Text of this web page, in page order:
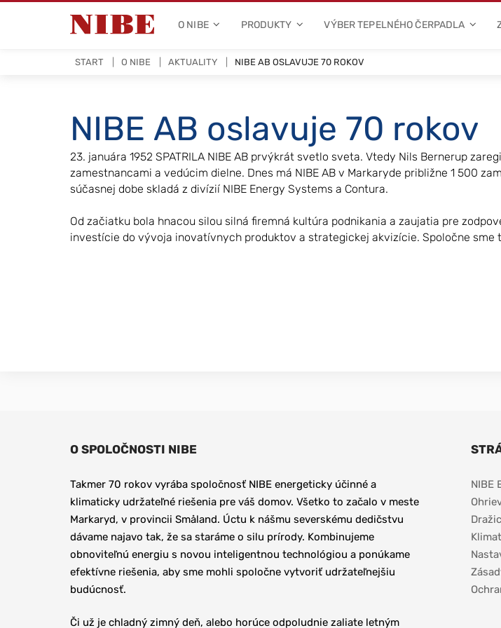
O NIBE PRODUKTY VÝBER TEPELNÉHO ČERPADLA
START O NIBE AKTUALITY NIBE AB OSLAVUJE 70 ROKOV
NIBE AB oslavuje 70 rokov
23. januára 1952 SPATRILA NIBE AB prvýkrát svetlo sveta. Vtedy Nils Bernerup
zamestnancami a vedúcim dielne. Dnes má NIBE AB v Markaryde približne 1 500
súčasnej dobe skladá z divízií NIBE Energy Systems a Contura.
Od začiatku bola hnacou silou silná firemná kultúra podnikania a zaujatia pre
investície do vývoja inovatívnych produktov a strategickej akvizície. Spoločne sme
O SPOLOČNOSTI NIBE
Takmer 70 rokov vyrába spoločnosť NIBE energeticky účinné a
klimaticky udržateľné riešenia pre váš domov. Všetko to začalo v meste
Markaryd, v provincii Småland. Úctu k nášmu severskému dedičstvu
dávame najavo tak, že sa staráme o silu prírody. Kombinujeme
obnoviteľnú energiu s novou inteligentnou technológiou a ponúkame
efektívne riešenia, aby sme mohli spoločne vytvoriť udržateľnejšiu
budúcnosť.
Či už je chladný zimný deň, alebo horúce odpoludnie zaliate letným
NIBE